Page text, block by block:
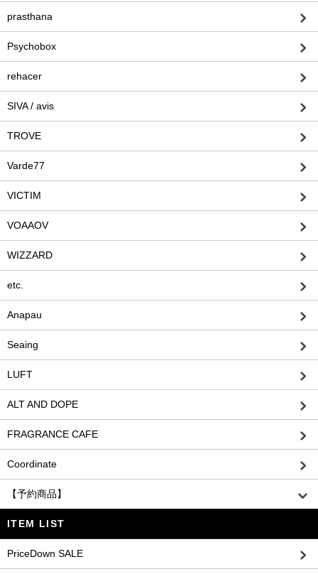
prasthana
Psychobox
rehacer
SIVA / avis
TROVE
Varde77
VICTIM
VOAAOV
WIZZARD
etc.
Anapau
Seaing
LUFT
ALT AND DOPE
FRAGRANCE CAFE
Coordinate
【予約商品】
ITEM LIST
PriceDown SALE